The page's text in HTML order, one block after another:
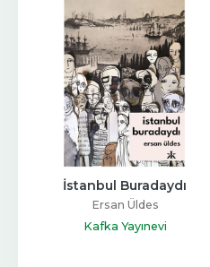
İstanbul Buradaydı
Ersan Üldes
Kafka Yayınevi